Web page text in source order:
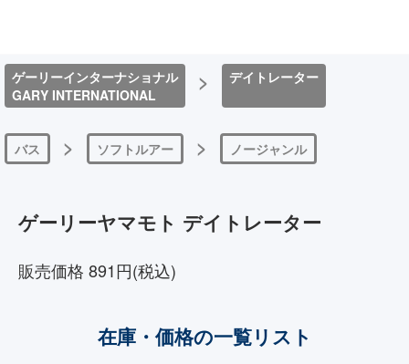
ゲーリーインターナショナル
GARY INTERNATIONAL
> デイトレーター
バス > ソフトルアー > ノージャンル
ゲーリーヤマモト デイトレーター
販売価格 891円(税込)
在庫・価格の一覧リスト